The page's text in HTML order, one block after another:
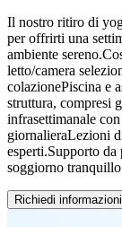
Il nostro ritiro di
per offrirti una
ambiente
letto/camera
colazionePiscina e
struttura, compresi
infrasettimanale
giornalieraLezioni
esperti.Supporto da
soggiorno
Richiedi informazioni